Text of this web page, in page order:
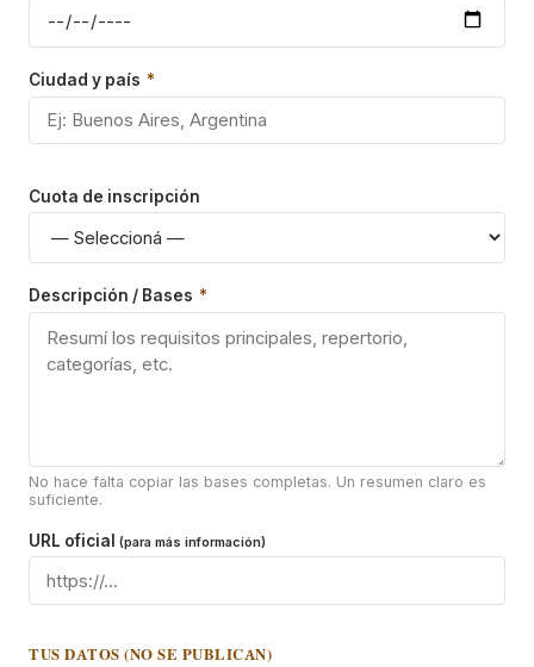
Ciudad y país *
Cuota de inscripción
Descripción / Bases *
No hace falta copiar las bases completas. Un resumen claro es
suficiente.
URL oficial (para más información)
TUS DATOS (NO SE PUBLICAN)